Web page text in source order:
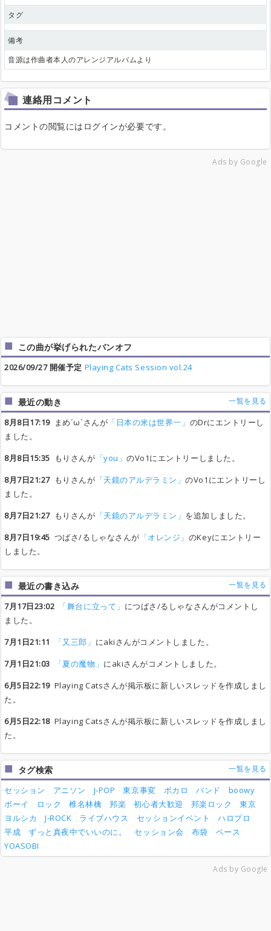
タグ
備考
音源は作曲者本人のアレンジアルバムより
連絡用コメント
コメントの閲覧にはログインが必要です。
Ads by Google
この曲が挙げられたバンオフ
2026/09/27 開催予定 Playing Cats Session vol.24
最近の動き 一覧を見る
8月8日17:19まめ´ω`さんが 「日本の米は世界一」 のDrにエントリーし
ました。
8月8日15:35 もりさんが 「you」のVo1にエントリーしました。
8月7日21:27もりさんが 「天鏡のアルデラミン」のVo1にエントリーし
ました。
8月7日21:27もりさんが 「天鏡のアルデラミン」 を追加しました。
8月7日19:45 つばさ/るしゃなさんが 「オレンジ」 のKeyにエントリー
しました。
最近の書き込み 一覧を見る
7月17日23:02 「舞台に立って」 につばさ/るしゃなさんがコメントし
ました。
7月1日21:11
「又三郎」 にakiさんがコメントしました。
7月1日21:03
「夏の魔物」 にakiさんがコメントしました。
6月5日22:19Playing Catsさんが掲示板に新しいスレッドを作成しまし
た。
6月5日22:18Playing Catsさんが掲示板に新しいスレッドを作成しまし
た。
タグ検索 一覧を見る
セッション アニソン J-POP 東京事変 ボカロ バンド
boowy
ボーイ
ロック 椎名林檎 邦楽 初心者大歓迎 邦楽ロック
東京
ヨルシカ
J-ROCK ライブハウス セッションイベント
ハロプロ
平成
ずっと真夜中でいいのに。 セッション会 布袋
ベース
YOASOBI
Ads by Google